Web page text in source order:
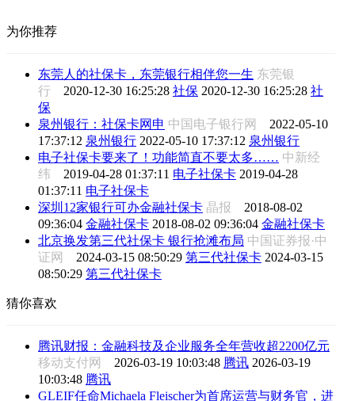
为你推荐
东莞人的社保卡，东莞银行相伴您一生 东莞银
行 2020-12-30 16:25:28 社保 2020-12-30 16:25:28 社
保
泉州银行：社保卡网申 中国电子银行网 2022-05-10
17:37:12 泉州银行 2022-05-10 17:37:12 泉州银行
电子社保卡要来了！功能简直不要太多…… 中新经
纬 2019-04-28 01:37:11 电子社保卡 2019-04-28
01:37:11 电子社保卡
深圳12家银行可办金融社保卡 晶报 2018-08-02
09:36:04 金融社保卡 2018-08-02 09:36:04 金融社保卡
北京换发第三代社保卡 银行抢滩布局 中国证券报·中
证网 2024-03-15 08:50:29 第三代社保卡 2024-03-15
08:50:29 第三代社保卡
猜你喜欢
腾讯财报：金融科技及企业服务全年营收超2200亿元
移动支付网 2026-03-19 10:03:48 腾讯 2026-03-19
10:03:48 腾讯
GLEIF任命Michaela Fleischer为首席运营与财务官，进